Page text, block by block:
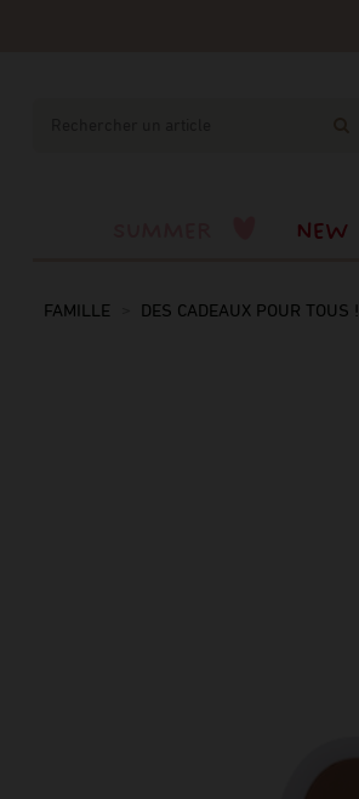
NEW
FAMILLE DES CADEAUX POUR TOUS !